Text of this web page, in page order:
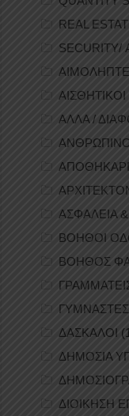
REAL
SECURITY/
ΑΙΣΘΗΤΙΚΟΙ
ΑΛΛΑ /
ΑΣΦΑΛΕΙΑ &
ΒΟΗΘΟΙ
ΒΟΗΘΟΣ
ΓΥΜΝΑΣΤΕΣ
ΔΑΣΚΑΛΟΙ
ΔΗΜΟΣΙΑ
ΔΙΟΙΚΗΣΗ